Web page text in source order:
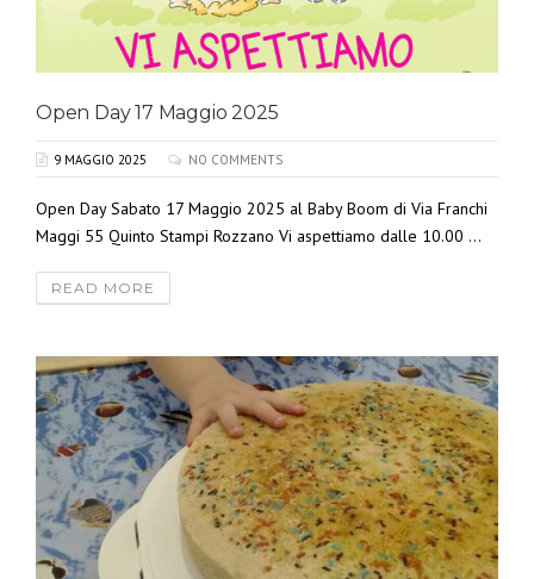
Open Day 17 Maggio 2025
9 MAGGIO 2025 NO COMMENTS
Open Day Sabato 17 Maggio 2025 al Baby Boom di Via Franchi
Maggi 55 Quinto Stampi Rozzano Vi aspettiamo dalle 10.00 ...
READ MORE